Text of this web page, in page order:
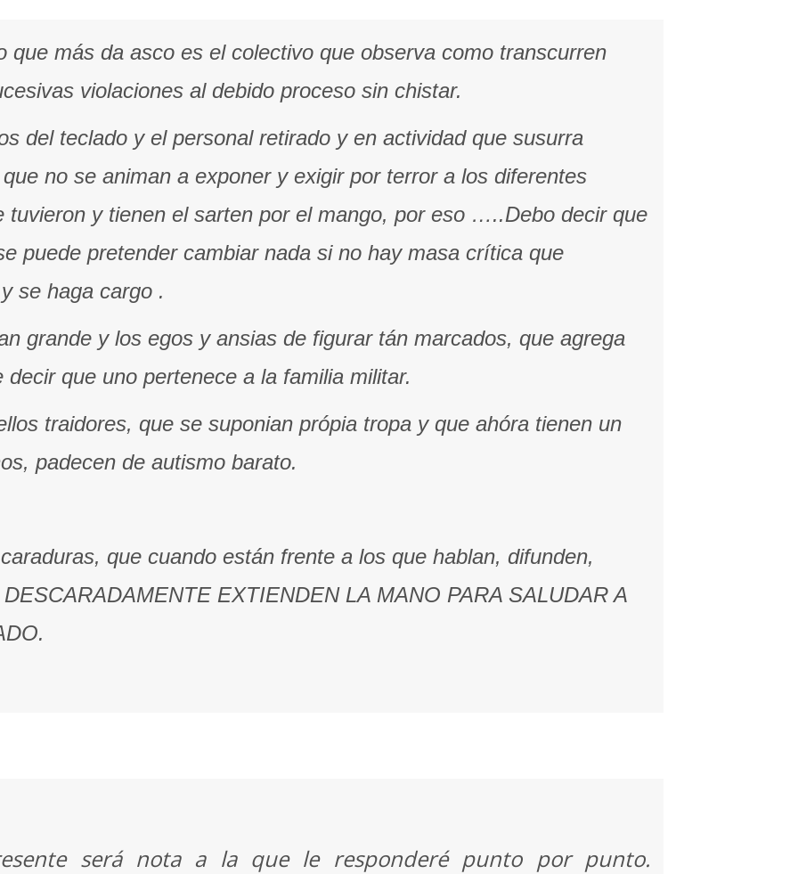
que más da asco es el colectivo que observa como transcurren
violaciones al debido proceso sin chistar.
del teclado y el personal retirado y en actividad que susurra
no se animan a exponer y exigir por terror a los diferentes
tuvieron y tienen el sarten por el mango, por eso …..Debo decir que
puede pretender cambiar nada si no hay masa crítica que
se haga cargo .
grande y los egos y ansias de figurar tán marcados, que agrega
que uno pertenece a la familia militar.
traidores, que se suponian própia tropa y que ahóra tienen un
padecen de autismo barato.
que cuando están frente a los que hablan, difunden,
EXTIENDEN LA MANO PARA SALUDAR A
será nota a la que le responderé punto por punto.